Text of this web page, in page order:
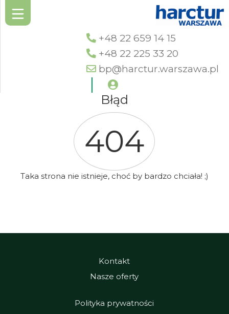
+48 22 659 14 15
+48 22 225 33 20
bp@harctur.warszawa.pl
Błąd
404
Taka strona nie istnieje, choć by bardzo chciała! ;)
Kontakt
Nasze oferty
Polityka prywatności